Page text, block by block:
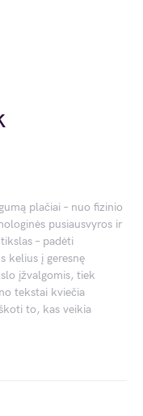
plačiai – nuo fizinio
pusiausvyros ir
– padėti
kelius į geresnę
įžvalgomis, tiek
tekstai kviečia
to, kas veikia